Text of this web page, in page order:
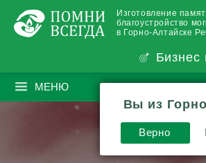
Изготовление
благоустройство
в Горно-Алтайске
Бизнес
МЕНЮ
Вы из
Верно